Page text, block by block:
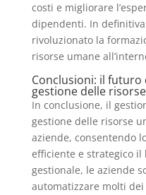
costi e migliorare
dipendenti. In
rivoluzionato la
risorse umane
Conclusioni: il futuro
gestione delle
In conclusione, il
gestione delle risorse
aziende, consentendo
efficiente e strategico il
gestionale, le aziende
automatizzare molti